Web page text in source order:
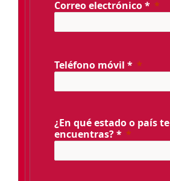
Correo electrónico *
Teléfono móvil *
¿En qué estado o país te
encuentras? *